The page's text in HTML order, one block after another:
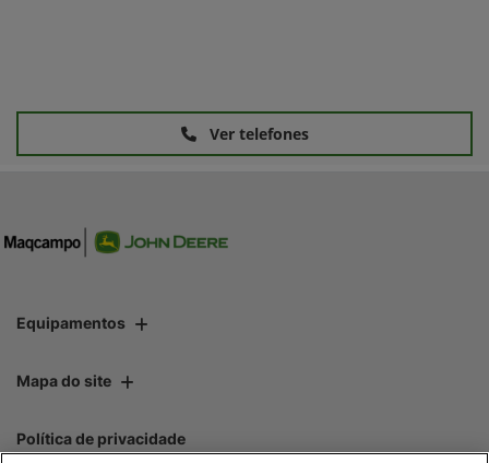
Ver telefones
Equipamentos
Mapa do site
Política de privacidade